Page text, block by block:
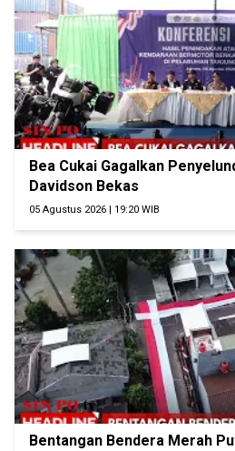
Bea Cukai Gagalkan
Davidson Bekas
05 Agustus 2026 | 19:20 WIB
Bentangan Bendera Merah